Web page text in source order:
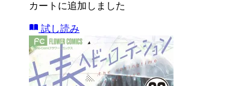
カートに追加しました
試し読み